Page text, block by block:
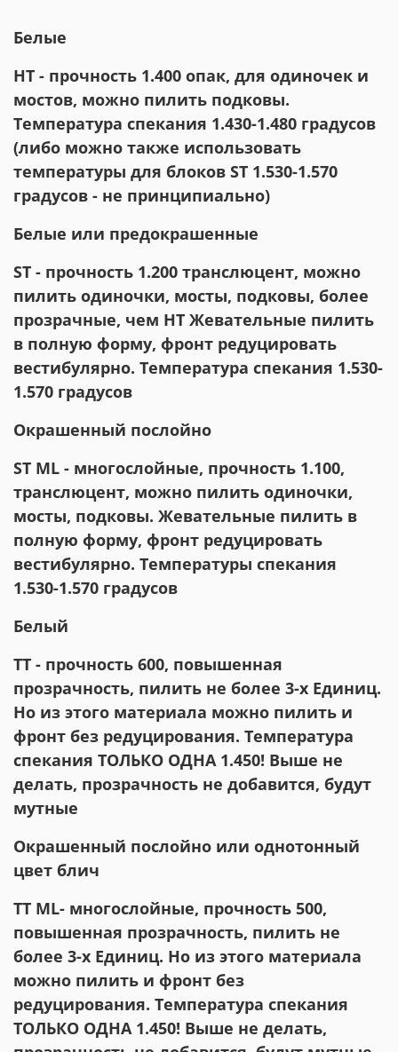
Белые
НТ - прочность 1.400 опак, для одиночек и
мостов, можно пилить подковы.
Температура спекания 1.430-1.480 градусов
(либо можно также использовать
температуры для блоков ST 1.530-1.570
градусов - не принципиально)
Белые или предокрашенные
ST - прочность 1.200 транслюцент, можно
пилить одиночки, мосты, подковы, более
прозрачные, чем HT Жевательные пилить
в полную форму, фронт редуцировать
вестибулярно. Температура спекания 1.530-
1.570 градусов
Окрашенный послойно
ST ML - многослойные, прочность 1.100,
транслюцент, можно пилить одиночки,
мосты, подковы. Жевательные пилить в
полную форму, фронт редуцировать
вестибулярно. Температуры спекания
1.530-1.570 градусов
Белый
ТТ - прочность 600, повышенная
прозрачность, пилить не более 3-х Единиц.
Но из этого материала можно пилить и
фронт без редуцирования. Температура
спекания ТОЛЬКО ОДНА 1.450! Выше не
делать, прозрачность не добавится, будут
мутные
Окрашенный послойно или однотонный
цвет блич
ТТ ML- многослойные, прочность 500,
повышенная прозрачность, пилить не
более 3-х Единиц. Но из этого материала
можно пилить и фронт без
редуцирования. Температура спекания
ТОЛЬКО ОДНА 1.450! Выше не делать,